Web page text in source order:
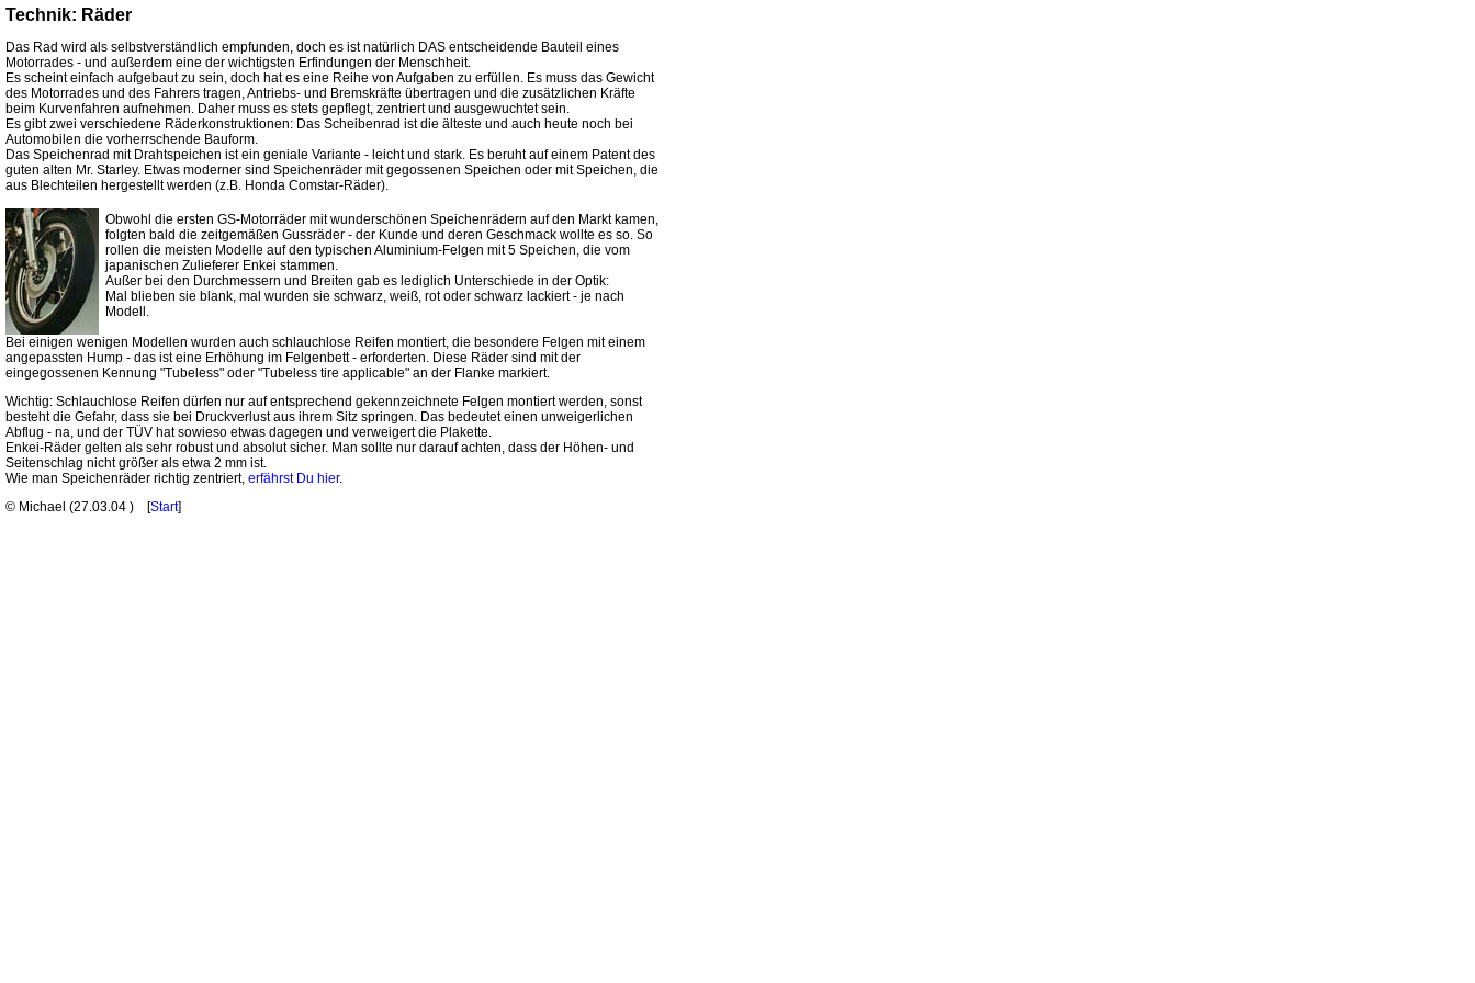
Technik: Räder
Das Rad wird als selbstverständlich empfunden, doch es ist natürlich DAS entscheidende Bauteil eines
Motorrades - und außerdem eine der wichtigsten Erfindungen der Menschheit.
Es scheint einfach aufgebaut zu sein, doch hat es eine Reihe von Aufgaben zu erfüllen. Es muss das Gewicht
des Motorrades und des Fahrers tragen, Antriebs- und Bremskräfte übertragen und die zusätzlichen Kräfte
beim Kurvenfahren aufnehmen. Daher muss es stets gepflegt, zentriert und ausgewuchtet sein.
Es gibt zwei verschiedene Räderkonstruktionen: Das Scheibenrad ist die älteste und auch heute noch bei
Automobilen die vorherrschende Bauform.
Das Speichenrad mit Drahtspeichen ist ein geniale Variante - leicht und stark. Es beruht auf einem Patent des
guten alten Mr. Starley. Etwas moderner sind Speichenräder mit gegossenen Speichen oder mit Speichen, die
aus Blechteilen hergestellt werden (z.B. Honda Comstar-Räder).
Obwohl die ersten GS-Motorräder mit wunderschönen Speichenrädern auf den Markt kamen,
folgten bald die zeitgemäßen Gussräder - der Kunde und deren Geschmack wollte es so. So
rollen die meisten Modelle auf den typischen Aluminium-Felgen mit 5 Speichen, die vom
japanischen Zulieferer Enkei stammen.
Außer bei den Durchmessern und Breiten gab es lediglich Unterschiede in der Optik:
Mal blieben sie blank, mal wurden sie schwarz, weiß, rot oder schwarz lackiert - je nach
Modell.
Bei einigen wenigen Modellen wurden auch schlauchlose Reifen montiert, die besondere Felgen mit einem
angepassten Hump - das ist eine Erhöhung im Felgenbett - erforderten. Diese Räder sind mit der
eingegossenen Kennung "Tubeless" oder "Tubeless tire applicable" an der Flanke markiert.
Wichtig: Schlauchlose Reifen dürfen nur auf entsprechend gekennzeichnete Felgen montiert werden, sonst
besteht die Gefahr, dass sie bei Druckverlust aus ihrem Sitz springen. Das bedeutet einen unweigerlichen
Abflug - na, und der TÜV hat sowieso etwas dagegen und verweigert die Plakette.
Enkei-Räder gelten als sehr robust und absolut sicher. Man sollte nur darauf achten, dass der Höhen- und
Seitenschlag nicht größer als etwa 2 mm ist.
Wie man Speichenräder richtig zentriert, erfährst Du hier.
© Michael (27.03.04 ) [Start]